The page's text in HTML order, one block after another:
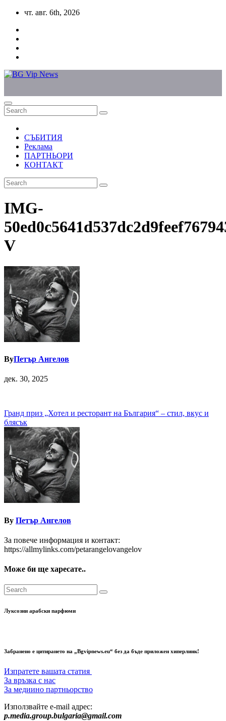
Skip
content
чт. авг. 6th, 2026
СЪБИТИЯ
Реклама
ПАРТНЬОРИ
КОНТАКТ
IMG-
V
ByПетър Ангелов
дек. 30, 2025
Навигация
Гранд приз „Хотел и ресторант на България“ – стил, вкус и
блясък
By Петър Ангелов
За повече информация и контакт:
https://allmylinks.com/petarangelovangelov
Може би ще харесате..
Луксозни арабски парфюми
Забранено е цитирането на „Bgvipnews.eu“ без да бъде приложен хиперлинк!
Изпратете вашата статия
За връзка с нас
За медиино партньорство
Използвайте e-mail адрес:
p.media.group.bulgaria@gmail.com